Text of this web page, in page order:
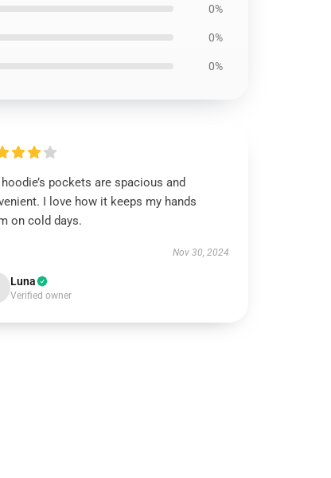
0%
0%
0%
pockets are spacious and
I love how it keeps my hands
on cold days.
Nov 30, 2024
Luna
Verified owner